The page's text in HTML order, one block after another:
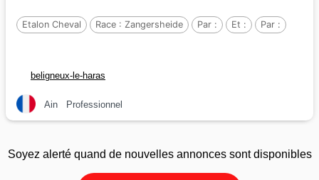
Etalon Cheval Race : Zangersheide Par : Et : Par :
beligneux-le-haras
Ain Professionnel
Soyez alerté quand de nouvelles annonces sont disponibles